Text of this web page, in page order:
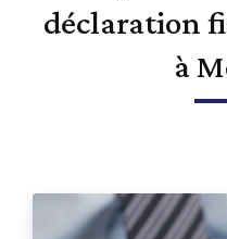
déclaration
à